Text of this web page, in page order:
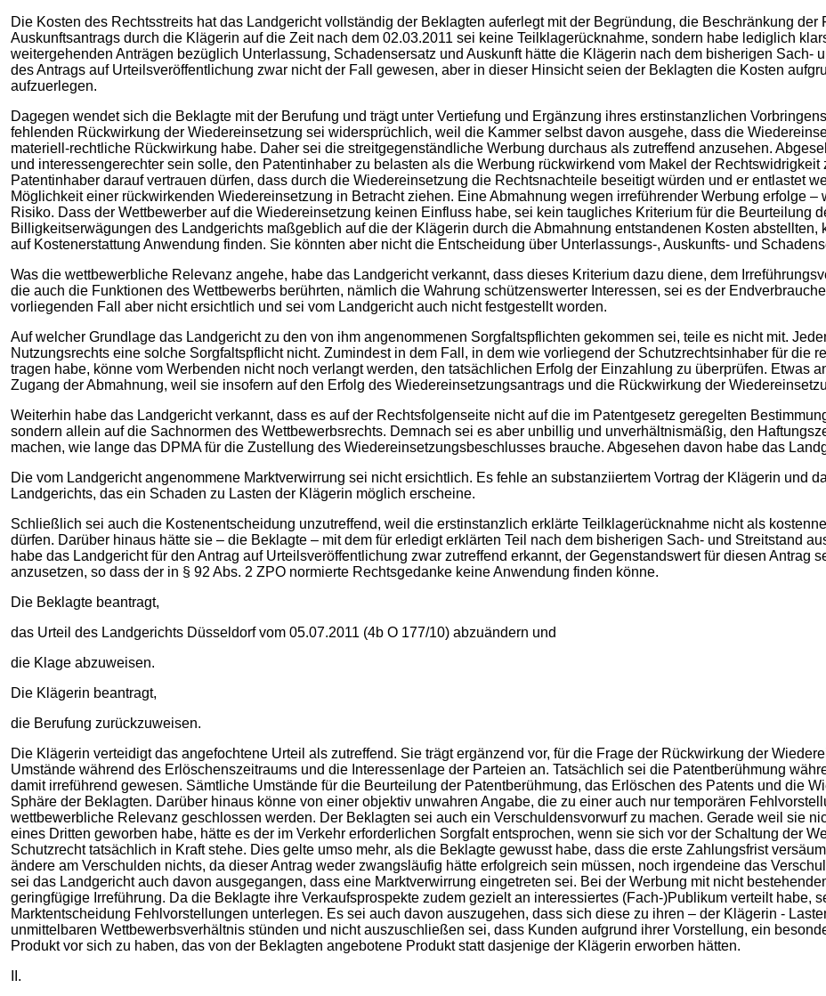
Die Kosten des Rechtsstreits hat das Landgericht vollständig der Beklagten auferlegt mit der Begründung, die Beschränkung
Auskunftsantrags durch die Klägerin auf die Zeit nach dem 02.03.2011 sei keine Teilklagerücknahme, sondern habe lediglich
weitergehenden Anträgen bezüglich Unterlassung, Schadensersatz und Auskunft hätte die Klägerin nach dem bisherigen Sach-
des Antrags auf Urteilsveröffentlichung zwar nicht der Fall gewesen, aber in dieser Hinsicht seien der Beklagten die Kosten
aufzuerlegen.
Dagegen wendet sich die Beklagte mit der Berufung und trägt unter Vertiefung und Ergänzung ihres erstinstanzlichen
fehlenden Rückwirkung der Wiedereinsetzung sei widersprüchlich, weil die Kammer selbst davon ausgehe, dass die
materiell-rechtliche Rückwirkung habe. Daher sei die streitgegenständliche Werbung durchaus als zutreffend anzusehen.
und interessengerechter sein solle, den Patentinhaber zu belasten als die Werbung rückwirkend vom Makel der
Patentinhaber darauf vertrauen dürfen, dass durch die Wiedereinsetzung die Rechtsnachteile beseitigt würden und er entlastet
Möglichkeit einer rückwirkenden Wiedereinsetzung in Betracht ziehen. Eine Abmahnung wegen irreführender Werbung erfolge
Risiko. Dass der Wettbewerber auf die Wiedereinsetzung keinen Einfluss habe, sei kein taugliches Kriterium für die Beurteilung
Billigkeitserwägungen des Landgerichts maßgeblich auf die der Klägerin durch die Abmahnung entstandenen Kosten
auf Kostenerstattung Anwendung finden. Sie könnten aber nicht die Entscheidung über Unterlassungs-, Auskunfts- und
Was die wettbewerbliche Relevanz angehe, habe das Landgericht verkannt, dass dieses Kriterium dazu diene, dem
die auch die Funktionen des Wettbewerbs berührten, nämlich die Wahrung schützenswerter Interessen, sei es der
vorliegenden Fall aber nicht ersichtlich und sei vom Landgericht auch nicht festgestellt worden.
Auf welcher Grundlage das Landgericht zu den von ihm angenommenen Sorgfaltspflichten gekommen sei, teile es nicht mit.
Nutzungsrechts eine solche Sorgfaltspflicht nicht. Zumindest in dem Fall, in dem wie vorliegend der Schutzrechtsinhaber für die
tragen habe, könne vom Werbenden nicht noch verlangt werden, den tatsächlichen Erfolg der Einzahlung zu überprüfen. Etwas
Zugang der Abmahnung, weil sie insofern auf den Erfolg des Wiedereinsetzungsantrags und die Rückwirkung der
Weiterhin habe das Landgericht verkannt, dass es auf der Rechtsfolgenseite nicht auf die im Patentgesetz geregelten
sondern allein auf die Sachnormen des Wettbewerbsrechts. Demnach sei es aber unbillig und unverhältnismäßig, den
machen, wie lange das DPMA für die Zustellung des Wiedereinsetzungsbeschlusses brauche. Abgesehen davon habe das
Die vom Landgericht angenommene Marktverwirrung sei nicht ersichtlich. Es fehle an substanziiertem Vortrag der Klägerin und
Landgerichts, das ein Schaden zu Lasten der Klägerin möglich erscheine.
Schließlich sei auch die Kostenentscheidung unzutreffend, weil die erstinstanzlich erklärte Teilklagerücknahme nicht als
dürfen. Darüber hinaus hätte sie – die Beklagte – mit dem für erledigt erklärten Teil nach dem bisherigen Sach- und Streitstand
habe das Landgericht für den Antrag auf Urteilsveröffentlichung zwar zutreffend erkannt, der Gegenstandswert für diesen Antrag
anzusetzen, so dass der in § 92 Abs. 2 ZPO normierte Rechtsgedanke keine Anwendung finden könne.
Die Beklagte beantragt,
das Urteil des Landgerichts Düsseldorf vom 05.07.2011 (4b O 177/10) abzuändern und
die Klage abzuweisen.
Die Klägerin beantragt,
die Berufung zurückzuweisen.
Die Klägerin verteidigt das angefochtene Urteil als zutreffend. Sie trägt ergänzend vor, für die Frage der Rückwirkung der
Umstände während des Erlöschenszeitraums und die Interessenlage der Parteien an. Tatsächlich sei die Patentberühmung
damit irreführend gewesen. Sämtliche Umstände für die Beurteilung der Patentberühmung, das Erlöschen des Patents und die
Sphäre der Beklagten. Darüber hinaus könne von einer objektiv unwahren Angabe, die zu einer auch nur temporären
wettbewerbliche Relevanz geschlossen werden. Der Beklagten sei auch ein Verschuldensvorwurf zu machen. Gerade weil sie
eines Dritten geworben habe, hätte es der im Verkehr erforderlichen Sorgfalt entsprochen, wenn sie sich vor der Schaltung der
Schutzrecht tatsächlich in Kraft stehe. Dies gelte umso mehr, als die Beklagte gewusst habe, dass die erste Zahlungsfrist
ändere am Verschulden nichts, da dieser Antrag weder zwangsläufig hätte erfolgreich sein müssen, noch irgendeine das
sei das Landgericht auch davon ausgegangen, dass eine Marktverwirrung eingetreten sei. Bei der Werbung mit nicht
geringfügige Irreführung. Da die Beklagte ihre Verkaufsprospekte zudem gezielt an interessiertes (Fach-)Publikum verteilt habe,
Marktentscheidung Fehlvorstellungen unterlegen. Es sei auch davon auszugehen, dass sich diese zu ihren – der Klägerin -
unmittelbaren Wettbewerbsverhältnis stünden und nicht auszuschließen sei, dass Kunden aufgrund ihrer Vorstellung, ein
Produkt vor sich zu haben, das von der Beklagten angebotene Produkt statt dasjenige der Klägerin erworben hätten.
II.